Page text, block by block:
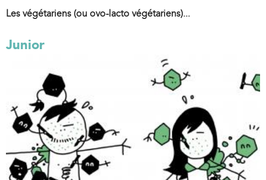
Les végétariens (ou ovo-lacto végétariens)...
Junior